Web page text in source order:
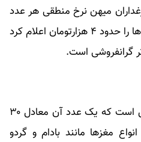
میهن نرخ منطقی هر عدد
تخم مرغ فله در خرده فروشی‌ها را حدود ۴ هزارتومان اعلام کرد
گرانفروشی است.
تخم مرغ ماده غذایی پر ارزش است که یک عدد آن معادل ۳۰
مغزها مانند بادام و گردو